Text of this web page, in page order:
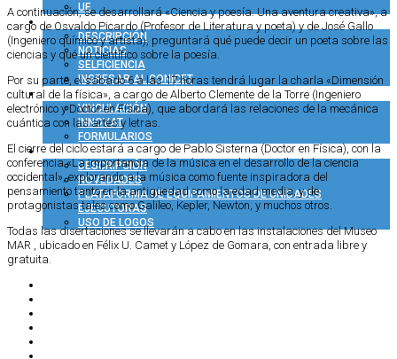
UE
COMUNICACIÓN
DESCRIPCIÓN
NOTICIAS
SELFICIENCIA
INGRESAR AL CONICET
VINCULACIÓN TECNOLÓGICA
VINCULACIÓN
INNOVAT
FORMULARIOS
COMUNIDAD CONICET
DESCRIPCIÓN
NOVEDADES
PLATAFORMA DE EQUIPAMIENTOS DE UNIDADES
EJECUTORAS
USO DE LOGOS
A continuación, se desarrollará «Ciencia y poesía. Una aventura creativa», a
cargo de Osvaldo Picardo (Profesor de Literatura y poeta) y de José Gallo
(Ingeniero químico y artista), preguntará qué puede decir un poeta sobre las
ciencias y qué un científico sobre la poesía.
Por su parte, el sábado 6 a las 17 horas tendrá lugar la charla «Dimensión
cultural de la física», a cargo de Alberto Clemente de la Torre (Ingeniero
electrónico y Doctor en Física), que abordará las relaciones de la mecánica
cuántica con las artes y letras.
El cierre del ciclo estará a cargo de Pablo Sisterna (Doctor en Física), con la
conferencia «La importancia de la música en el desarrollo de la ciencia
occidental», explorando a la música como fuente inspiradora del
pensamiento tanto en la antigüedad como la edad media, y de
protagonistas tales como Galileo, Kepler, Newton, y muchos otros.
Todas las disertaciones se llevarán a cabo en las instalaciones del Museo
MAR , ubicado en Félix U. Camet y López de Gomara, con entrada libre y
gratuita.